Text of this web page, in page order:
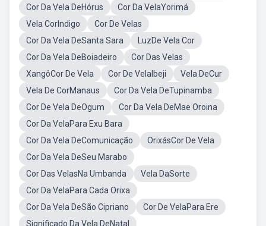
Cor Da Vela DeHórus
Cor Da VelaYorimá
Vela CorIndigo
Cor De Velas
Cor Da Vela DeSanta Sara
LuzDe Vela Cor
Cor Da Vela DeBoiadeiro
Cor Das Velas
XangôCor De Vela
Cor De VelaIbeji
Vela DeCur
Vela De CorManaus
Cor Da Vela DeTupinamba
Cor De Vela DeOgum
Cor Da Vela DeMae Oroina
Cor Da VelaPara Exu Bara
Cor Da Vela DeComunicação
OrixásCor De Vela
Cor Da Vela DeSeu Marabo
Cor Das VelasNa Umbanda
Vela DaSorte
Cor Da VelaPara Cada Orixa
Cor Da Vela DeSão Cipriano
Cor De VelaPara Ere
Significado Da Vela DeNatal